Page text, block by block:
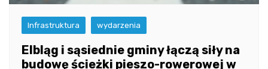
Infrastruktura wydarzenia
Elbląg i sąsiednie gminy łączą siły na
budowę ścieżki pieszo-rowerowej w